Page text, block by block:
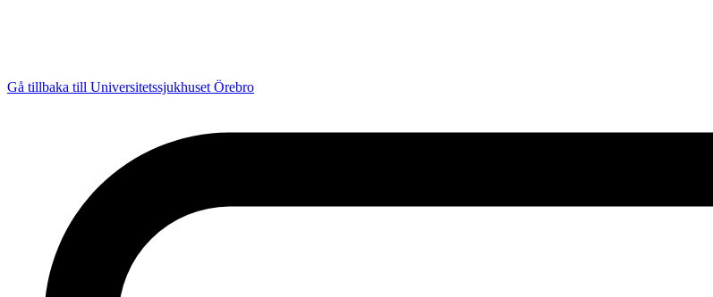
Gå tillbaka till Universitetssjukhuset Örebro